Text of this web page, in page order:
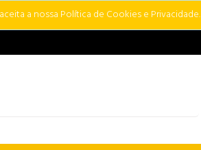
a nossa Política de Cookies e Privacidade.